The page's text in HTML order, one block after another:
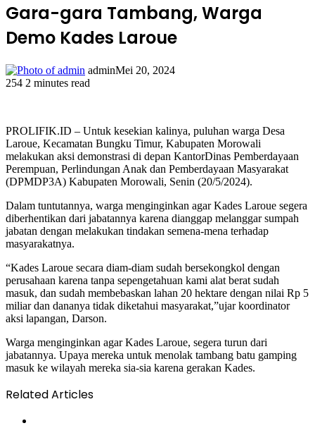
Gara-gara Tambang, Warga
Demo Kades Laroue
adminMei 20, 2024
254 2 minutes read
PROLIFIK.ID – Untuk kesekian kalinya, puluhan warga Desa
Laroue, Kecamatan Bungku Timur, Kabupaten Morowali
melakukan aksi demonstrasi di depan KantorDinas Pemberdayaan
Perempuan, Perlindungan Anak dan Pemberdayaan Masyarakat
(DPMDP3A) Kabupaten Morowali, Senin (20/5/2024).
Dalam tuntutannya, warga menginginkan agar Kades Laroue segera
diberhentikan dari jabatannya karena dianggap melanggar sumpah
jabatan dengan melakukan tindakan semena-mena terhadap
masyarakatnya.
“Kades Laroue secara diam-diam sudah bersekongkol dengan
perusahaan karena tanpa sepengetahuan kami alat berat sudah
masuk, dan sudah membebaskan lahan 20 hektare dengan nilai Rp 5
miliar dan dananya tidak diketahui masyarakat,”ujar koordinator
aksi lapangan, Darson.
Warga menginginkan agar Kades Laroue, segera turun dari
jabatannya. Upaya mereka untuk menolak tambang batu gamping
masuk ke wilayah mereka sia-sia karena gerakan Kades.
Related Articles